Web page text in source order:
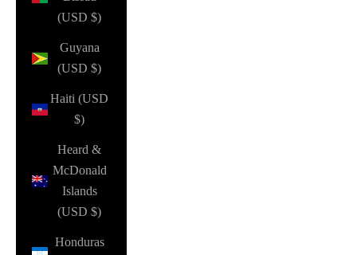
(USD $)
Guyana
(USD $)
Haiti (USD
$)
Heard &
McDonald
Islands
(USD $)
Honduras